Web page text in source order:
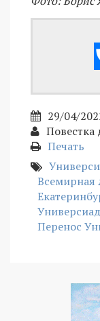
29/04/
Повестка
Печать
Всемирная
Перенос